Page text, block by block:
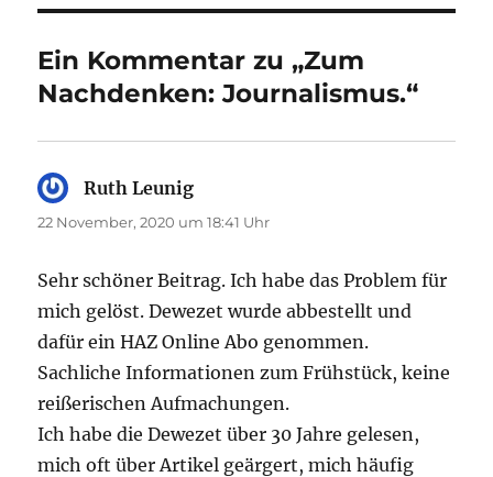
Ein Kommentar zu „Zum
Nachdenken: Journalismus.“
Ruth Leunig
22 November, 2020 um 18:41 Uhr
Sehr schöner Beitrag. Ich habe das Problem für
mich gelöst. Dewezet wurde abbestellt und
dafür ein HAZ Online Abo genommen.
Sachliche Informationen zum Frühstück, keine
reißerischen Aufmachungen.
Ich habe die Dewezet über 30 Jahre gelesen,
mich oft über Artikel geärgert, mich häufig